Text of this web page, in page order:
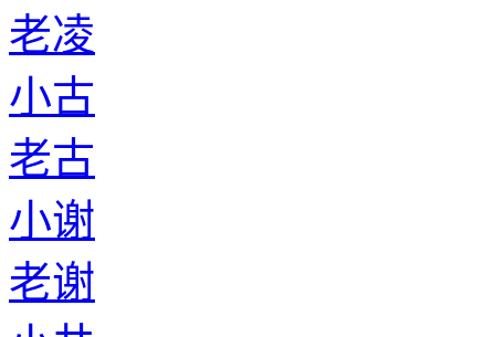
老凌
小古
老古
小谢
老谢